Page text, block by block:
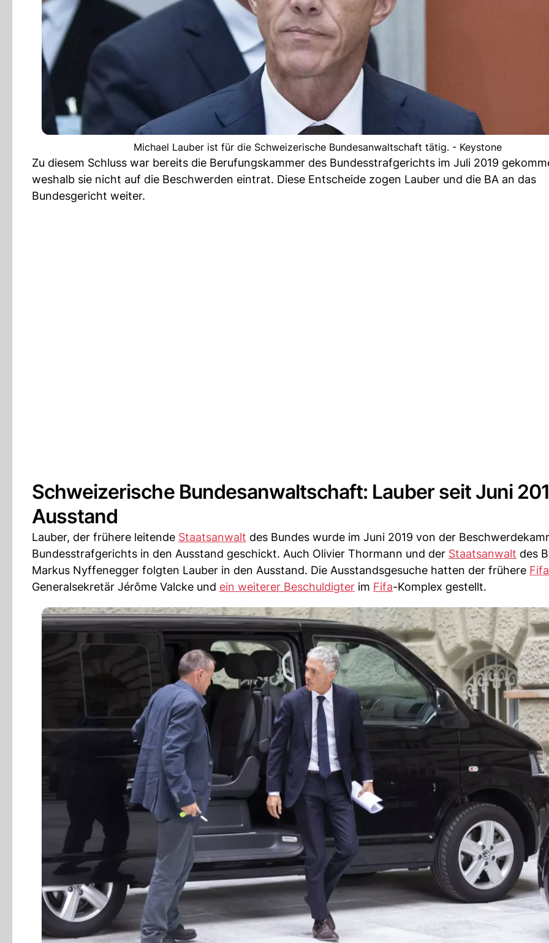
Michael Lauber ist für die Schweizerische Bundesanwaltschaft tätig. - Keystone
Zu diesem Schluss war bereits die Berufungskammer des Bundesstrafgerichts im Juli 2019
weshalb sie nicht auf die Beschwerden eintrat. Diese Entscheide zogen Lauber und die BA an das
Bundesgericht weiter.
Schweizerische Bundesanwaltschaft: Lauber seit Juni
Ausstand
Lauber, der frühere leitende Staatsanwalt des Bundes wurde im Juni 2019 von der
Bundesstrafgerichts in den Ausstand geschickt. Auch Olivier Thormann und der Staatsanwalt des
Markus Nyffenegger folgten Lauber in den Ausstand. Die Ausstandsgesuche hatten der frühere Fifa
Generalsekretär Jérôme Valcke und ein weiterer Beschuldigter im Fifa-Komplex gestellt.